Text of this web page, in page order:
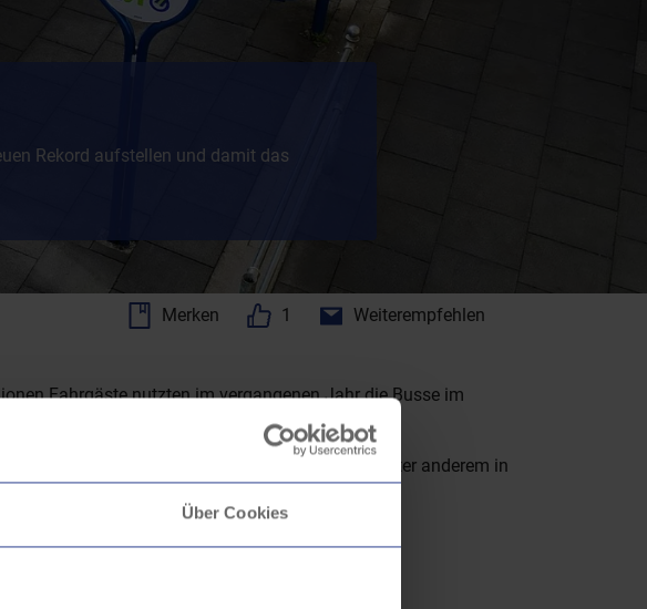
Über Cookies
Rekord aufstellen und damit das
Merken 1
Weiterempfehlen
Fahrgäste nutzten im vergangenen Jahr die Busse im
Fahrgästen.
dieses durch kontinuierliche Investitionen, unter anderem in